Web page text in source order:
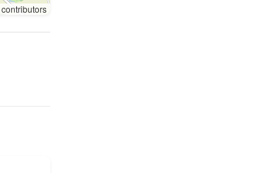
contributors